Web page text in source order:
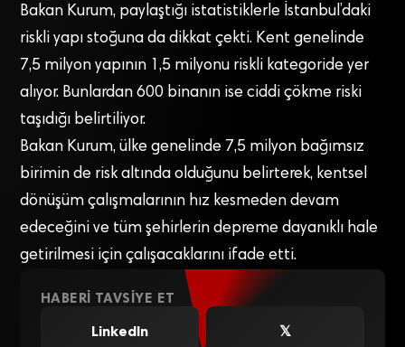
Bakan Kurum, paylaştığı istatistiklerle İstanbul’daki
riskli yapı stoğuna da dikkat çekti. Kent genelinde
7,5 milyon yapının 1,5 milyonu riskli kategoride yer
alıyor. Bunlardan 600 binanın ise ciddi çökme riski
taşıdığı belirtiliyor.
Bakan Kurum, ülke genelinde 7,5 milyon bağımsız
birimin de risk altında olduğunu belirterek, kentsel
dönüşüm çalışmalarının hız kesmeden devam
edeceğini ve tüm şehirlerin depreme dayanıklı hale
getirilmesi için çalışacaklarını ifade etti.
HABERI TAVSIYE ET
LinkedIn
𝕏